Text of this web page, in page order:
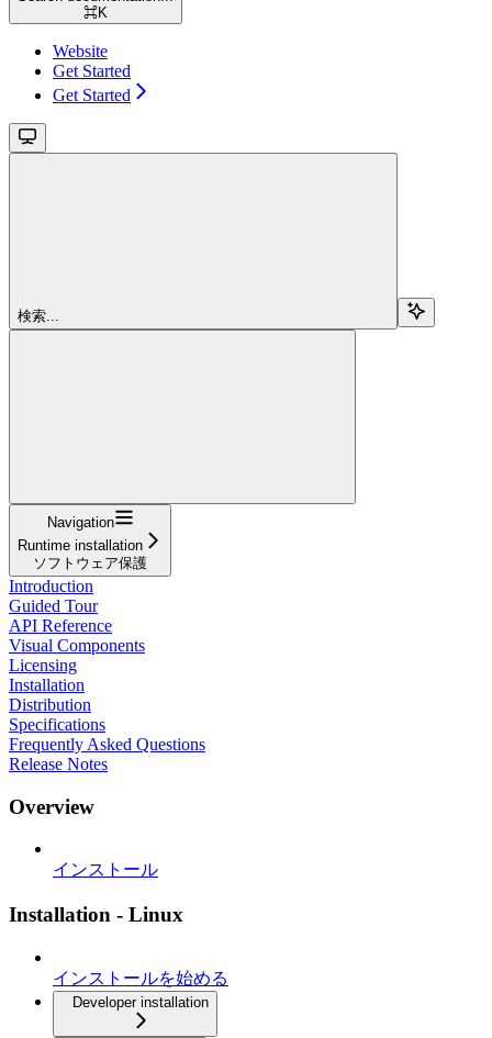
⌘K
Website
Get Started
Get Started
検索...
Navigation
Runtime installation
ソフトウェア保護
Introduction
Guided Tour
API Reference
Visual Components
Licensing
Installation
Distribution
Specifications
Frequently Asked Questions
Release Notes
Overview
インストール
Installation - Linux
インストールを始める
Developer installation